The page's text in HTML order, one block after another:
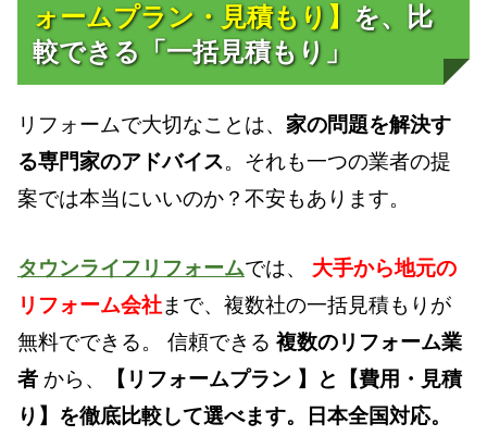
ォームプラン・見積もり】 を、比
較できる「一括見積もり」
リフォームで大切なことは、 家の問題を解決す
る専門家のアドバイス。それも一つの業者の提
案では本当にいいのか？不安もあります。
タウンライフリフォームでは、
大手から地元の
リフォーム会社まで、複数社の一括見積もりが
無料でできる。 信頼できる 複数のリフォーム業
者 から、
【リフォームプラン 】と【費用・見積
り】を徹底比較して選べます。日本全国対応。